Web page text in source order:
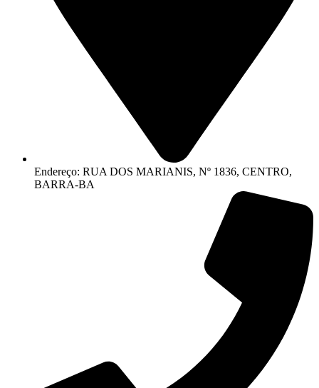
Endereço: RUA DOS MARIANIS, Nº 1836, CENTRO,
BARRA-BA